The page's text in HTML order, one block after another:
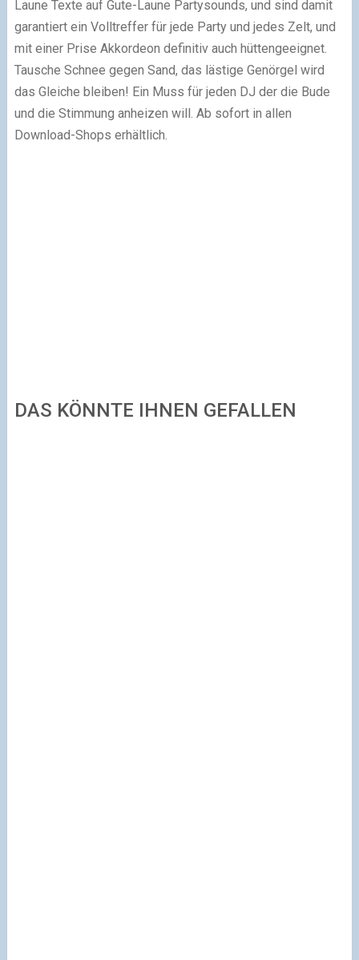
Laune Texte auf Gute-Laune Partysounds, und sind damit
garantiert ein Volltreffer für jede Party und jedes Zelt, und
mit einer Prise Akkordeon definitiv auch hüttengeeignet.
Tausche Schnee gegen Sand, das lästige Genörgel wird
das Gleiche bleiben! Ein Muss für jeden DJ der die Bude
und die Stimmung anheizen will. Ab sofort in allen
Download-Shops erhältlich.
DAS KÖNNTE IHNEN GEFALLEN